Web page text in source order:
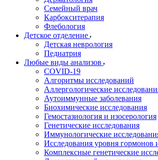
Семейный врач
Карбокситерапия
Флебология
Детское отделение
Детская неврология
Педиатрия
Любые виды анализов
COVID-19
Алгоритмы исследований
Аллергологические
Аутоиммунные заболевания
Биохимические исследования
Гемостазиология и изосерология
Генетические исследования
Иммунологические
Исследования уровня гормонов
Комплексные генетические